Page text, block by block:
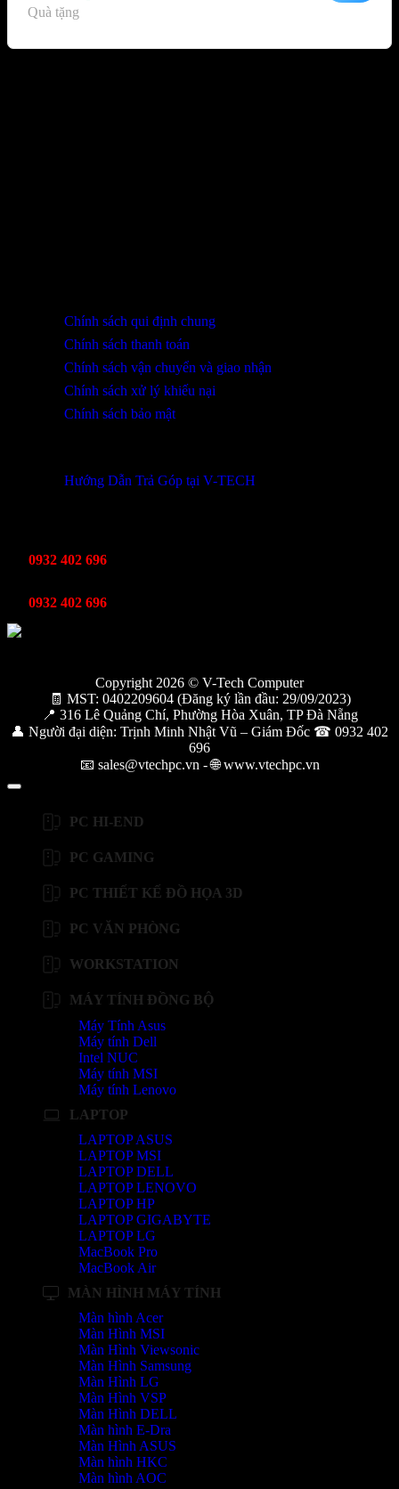
Quà tặng
Chính sách qui định chung
Chính sách thanh toán
Chính sách vận chuyển và giao nhận
Chính sách xử lý khiếu nại
Chính sách bảo mật
Hướng Dẫn Trả Góp tại V-TECH
0932 402 696
0932 402 696
Copyright 2026 © V-Tech Computer
🧾 MST: 0402209604 (Đăng ký lần đầu: 29/09/2023)
📍 316 Lê Quảng Chí, Phường Hòa Xuân, TP Đà Nẵng
👤 Người đại diện: Trịnh Minh Nhật Vũ – Giám Đốc ☎ 0932 402
696
📧 sales@vtechpc.vn - 🌐 www.vtechpc.vn
PC HI-END
PC GAMING
PC THIẾT KẾ ĐỒ HỌA 3D
PC VĂN PHÒNG
WORKSTATION
MÁY TÍNH ĐỒNG BỘ
Máy Tính Asus
Máy tính Dell
Intel NUC
Máy tính MSI
Máy tính Lenovo
LAPTOP
LAPTOP ASUS
LAPTOP MSI
LAPTOP DELL
LAPTOP LENOVO
LAPTOP HP
LAPTOP GIGABYTE
LAPTOP LG
MacBook Pro
MacBook Air
MÀN HÌNH MÁY TÍNH
Màn hình Acer
Màn Hình MSI
Màn Hình Viewsonic
Màn Hình Samsung
Màn Hình LG
Màn Hình VSP
Màn Hình DELL
Màn hình E-Dra
Màn Hình ASUS
Màn hình HKC
Màn hình AOC